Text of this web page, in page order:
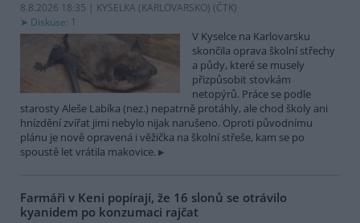
8.8.2026 18:35 | KYSELKA (KARLOVARSKO) (ČTK)
Diskuse: 1
V Kyselce na Karlovarsku
skončila oprava školní střechy
a půdy, které se musely
přizpůsobit stovkám
netopýrů. Práce se podle
starosty Aleše Labíka (nez.) nepatrně protáhly, ale chod školy ani
hnízdění zvířat jimi nebylo nijak narušeno. Oproti původnímu
plánu je nově opravená i věžička na školní střeše, kam se po
spoustě let vrátila makovice.
Farmáři v Keni popírají, že 16 slonů se otrávilo
kyanidem po konzumaci rajčat